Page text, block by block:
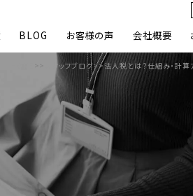
BLOG お客様の声 会社概要
スタッフブログ>>法人税とは？仕組み・計算